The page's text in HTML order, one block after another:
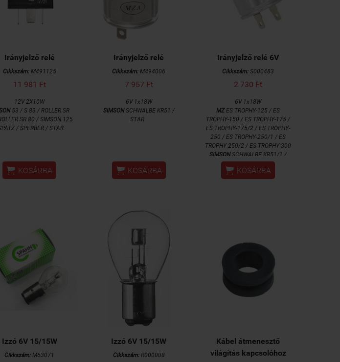
Irányjelző relé
Cikkszám:M491125
11 981 Ft
12V 2X10W
53 / S 83 / ROLLER SR
SR 80 / SIMSON 125
/ SPERBER / STAR
 KOSÁRBA
Irányjelző relé
Cikkszám: M494006
7 957 Ft
6V 1x18W
SIMSONSCHWALBE KR51 /
STAR
 KOSÁRBA
Irányjelző relé 6V
Cikkszám: S000483
2 730 Ft
6V 1x18W
MZES TROPHY-125 / ES
TROPHY-150 / ES TROPHY-175 /
ES TROPHY-175/2 / ES TROPHY-
250 / ES TROPHY-250/1 / ES
TROPHY-250/2 / ES TROPHY-300
SIMSONSCHWALBE KR51/1 /
SCHWALBE KR51/2 / STAR SR4-
2/1
 KOSÁRBA
Izzó 6V 15/15W
Cikkszám: M63071
Izzó 6V 15/15W
Cikkszám:R000008
Kábel átmenesztő
világítás kapcsolóhoz